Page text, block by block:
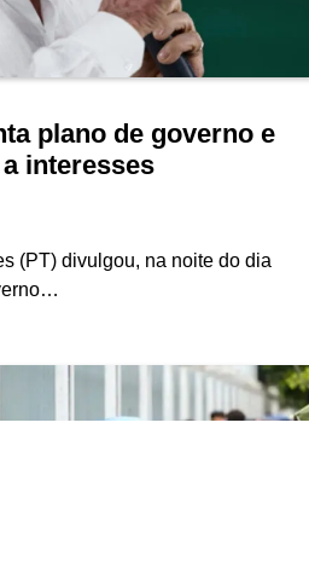
plano de governo e
a interesses
(PT) divulgou, na noite do dia